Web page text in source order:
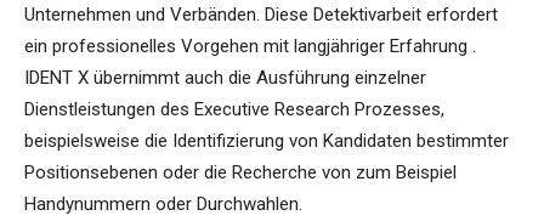
Unternehmen und Verbänden. Diese Detektivarbeit erfordert
ein professionelles Vorgehen mit langjähriger Erfahrung .
IDENT X übernimmt auch die Ausführung einzelner
Dienstleistungen des Executive Research Prozesses,
beispielsweise die Identifizierung von Kandidaten bestimmter
Positionsebenen oder die Recherche von zum Beispiel
Handynummern oder Durchwahlen.